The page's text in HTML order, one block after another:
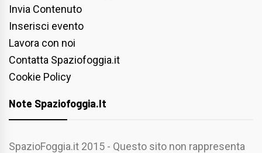
Invia Contenuto
Inserisci evento
Lavora con noi
Contatta Spaziofoggia.it
Cookie Policy
Note Spaziofoggia.it
SpazioFoggia.it 2015 - Questo sito non rappresenta